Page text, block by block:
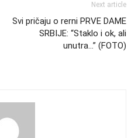
Next article
Svi pričaju o rerni PRVE DAME
SRBIJE: “Staklo i ok, ali
unutra…” (FOTO)